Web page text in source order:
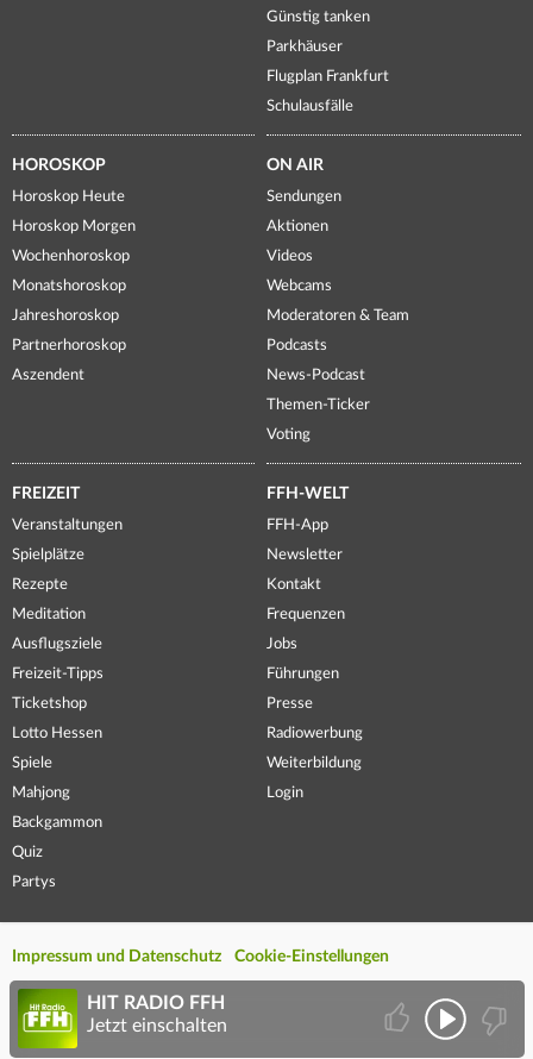
Günstig tanken
Parkhäuser
Flugplan Frankfurt
Schulausfälle
HOROSKOP
Horoskop Heute
Horoskop Morgen
Wochenhoroskop
Monatshoroskop
Jahreshoroskop
Partnerhoroskop
Aszendent
ON AIR
Sendungen
Aktionen
Videos
Webcams
Moderatoren & Team
Podcasts
News-Podcast
Themen-Ticker
Voting
FREIZEIT
Veranstaltungen
Spielplätze
Rezepte
Meditation
Ausflugsziele
Freizeit-Tipps
Ticketshop
Lotto Hessen
Spiele
Mahjong
Backgammon
Quiz
Partys
FFH-WELT
FFH-App
Newsletter
Kontakt
Frequenzen
Jobs
Führungen
Presse
Radiowerbung
Weiterbildung
Login
Impressum und Datenschutz Cookie-Einstellungen
HIT RADIO FFH
Jetzt einschalten